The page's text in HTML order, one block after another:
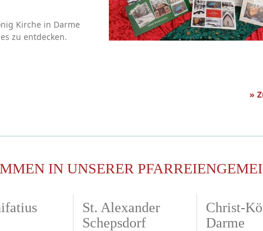
Kirche in Darme
zu entdecken.
»
IN UNSERER
St. Alexander
Schepsdorf
Christ-
Darme